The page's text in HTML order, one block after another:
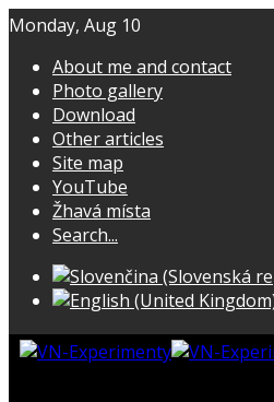
Monday, Aug 10
About me and contact
Photo gallery
Download
Other articles
Site map
YouTube
Žhavá místa
Search...